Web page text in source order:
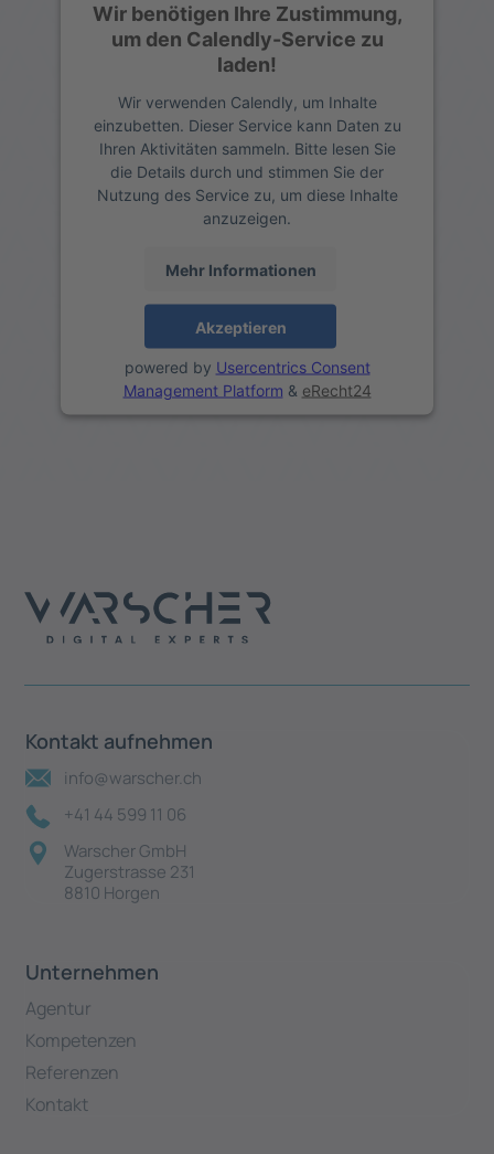
Wir benötigen Ihre Zustimmung,
um den Calendly-Service zu
laden!
Wir verwenden Calendly, um Inhalte
einzubetten. Dieser Service kann Daten zu
Ihren Aktivitäten sammeln. Bitte lesen Sie
die Details durch und stimmen Sie der
Nutzung des Service zu, um diese Inhalte
anzuzeigen.
Mehr Informationen
Akzeptieren
powered by Usercentrics Consent
Management Platform & eRecht24
Kontakt aufnehmen
info@warscher.ch
+41 44 599 11 06
Warscher GmbH
Zugerstrasse 231
8810 Horgen
Unternehmen
Agentur
Kompetenzen
Referenzen
Kontakt